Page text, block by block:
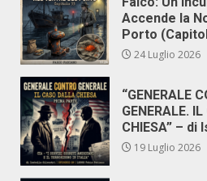
Accende la
Porto
24 Luglio 2026
“GENERALE
GENERALE.
CHIESA” –
19 Luglio 2026